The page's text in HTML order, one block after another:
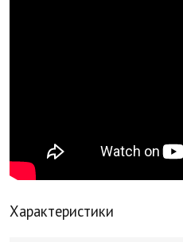
Характеристики